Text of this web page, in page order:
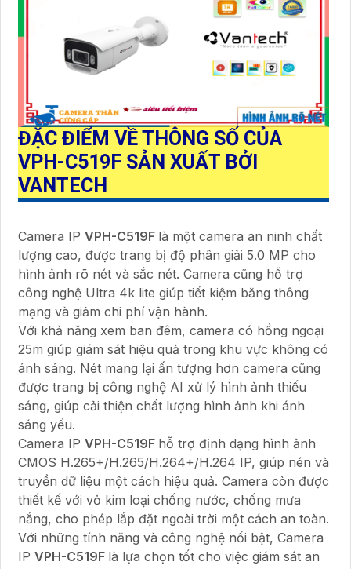
ĐẶC ĐIỂM VỀ THÔNG SỐ CỦA
VPH-C519F SẢN XUẤT BỞI
VANTECH
Camera IP VPH-C519F là một camera an ninh chất
lượng cao, được trang bị độ phân giải 5.0 MP cho
hình ảnh rõ nét và sắc nét. Camera cũng hỗ trợ
công nghệ Ultra 4k lite giúp tiết kiệm băng thông
mạng và giảm chi phí vận hành.
Với khả năng xem ban đêm, camera có hồng ngoại
25m giúp giám sát hiệu quả trong khu vực không có
ánh sáng. Nét mang lại ấn tượng hơn camera cũng
được trang bị công nghệ AI xử lý hình ảnh thiếu
sáng, giúp cải thiện chất lượng hình ảnh khi ánh
sáng yếu.
Camera IP VPH-C519F hỗ trợ định dạng hình ảnh
CMOS H.265+/H.265/H.264+/H.264 IP, giúp nén và
truyền dữ liệu một cách hiệu quả. Camera còn được
thiết kế với vỏ kim loại chống nước, chống mưa
nắng, cho phép lắp đặt ngoài trời một cách an toàn.
Với những tính năng và công nghệ nổi bật, Camera
IP VPH-C519F là lựa chọn tốt cho việc giám sát an